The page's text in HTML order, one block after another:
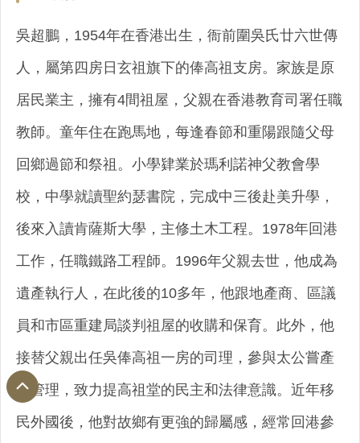
吳超鵬，1954年在香港出生，衙前圍吳氏廿六世傳
人，屬第四房日玄祖旗下的俸高祖支房。家族是原
居民業主，擁有4間祖屋，父親在香港教育司署任職
教師。童年住在跑馬地，每逢春節和重陽跟隨父母
回鄉過節和祭祖。小學肄業於瑪利諾神父教會學
校，中學就讀聖約瑟書院，完成中三後赴美升學，
後來入讀肯薩斯大學，主修土木工程。1978年回港
工作，任職鐵路工程師。1996年父親去世，他成為
遺產執行人，在此後的10多年，他跟地產商、區議
員和市區重建局談判祖屋的收購和保育。此外，他
接替父親出任吳俸高祖一房的司理，參與太公嘗產
的管理，致力提高祖堂的民主和法律意識。近年移
民外國後，他對故鄉有更強的歸屬感，經常回港參